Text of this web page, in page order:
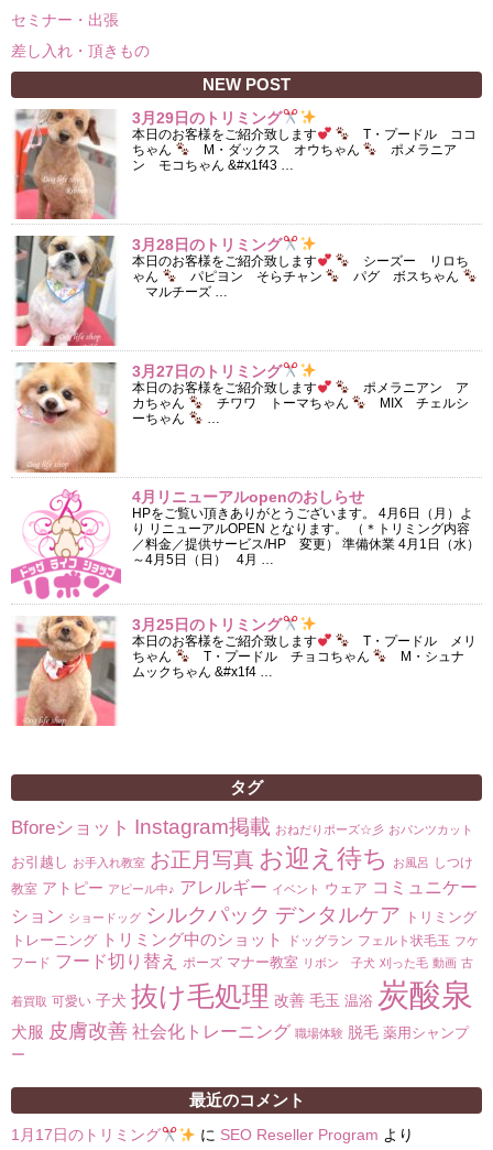
セミナー・出張
差し入れ・頂きもの
NEW POST
3月29日のトリミング
本日のお客様をご紹介致します
T・プードル ココ
ちゃん
M・ダックス オウちゃん
ポメラニア
ン モコちゃん &#x1f43 …
3月28日のトリミング
本日のお客様をご紹介致します
シーズー リロち
ゃん
パピヨン そらチャン
パグ ボスちゃん
マルチーズ …
3月27日のトリミング
本日のお客様をご紹介致します
ポメラニアン ア
カちゃん
チワワ トーマちゃん
MIX チェルシ
ーちゃん
…
4月リニューアルopenのおしらせ
HPをご覧い頂きありがとうございます。 4月6日（月）よ
り リニューアルOPEN となります。 （＊トリミング内容
／料金／提供サービス/HP 変更） 準備休業 4月1日（水）
～4月5日（日） 4月 …
3月25日のトリミング
本日のお客様をご紹介致します
T・プードル メリ
ちゃん
T・プードル チョコちゃん
M・シュナ
ムックちゃん &#x1f4 …
タグ
Bforeショット Instagram掲載 おねだりポーズ☆彡 おパンツカット
お引越し お手入れ教室 お正月写真 お迎え待ち お風呂 しつけ
教室 アトピー アピール中♪ アレルギー イベント ウェア コミュニケー
ション ショードッグ シルクパック デンタルケア
トリミング
トレーニング
トリミング中のショット ドッグラン フェルト状毛玉 フケ
フード フード切り替え ポーズ マナー教室 リボン 子犬 刈った毛 動画 古
着買取 可愛い 子犬 抜け毛処理 改善 毛玉 温浴 炭酸泉
犬服 皮膚改善 社会化トレーニング 職場体験 脱毛 薬用シャンプ
ー
最近のコメント
1月17日のトリミング に SEO Reseller Program より